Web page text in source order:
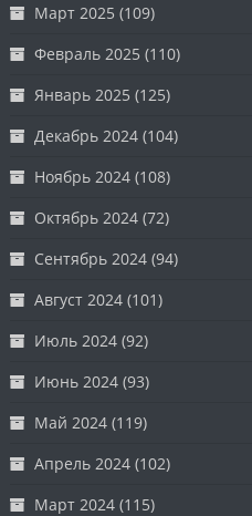
Март 2025 (109)
Февраль 2025 (110)
Январь 2025 (125)
Декабрь 2024 (104)
Ноябрь 2024 (108)
Октябрь 2024 (72)
Сентябрь 2024 (94)
Август 2024 (101)
Июль 2024 (92)
Июнь 2024 (93)
Май 2024 (119)
Апрель 2024 (102)
Март 2024 (115)